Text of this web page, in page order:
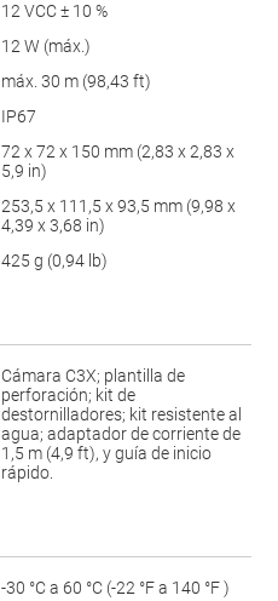
12 VCC ± 10 %
12 W (máx.)
máx. 30 m (98,43 ft)
IP67
72 x 72 x 150 mm (2,83 x 2,83 x
5,9 in)
253,5 x 111,5 x 93,5 mm (9,98 x
4,39 x 3,68 in)
425 g (0,94 lb)
Cámara C3X; plantilla de
perforación; kit de
destornilladores; kit resistente al
agua; adaptador de corriente de
1,5 m (4,9 ft), y guía de inicio
rápido.
-30 °C a 60 °C (-22 °F a 140 °F )